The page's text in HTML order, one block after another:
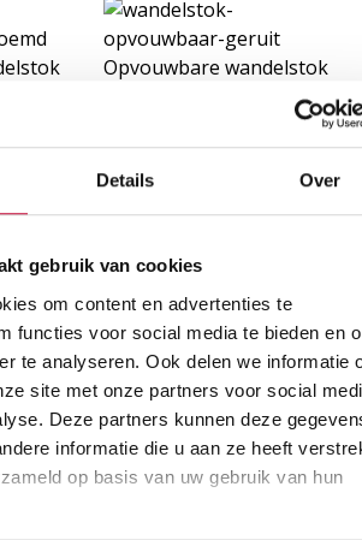
Details Over
gebruik van cookies
om content en advertenties te
functies voor social media te bieden en
te analyseren. Ook delen we informatie
site met onze partners voor social
Deze partners kunnen deze
informatie die u aan ze heeft
op basis van uw gebruik van hun
Opvouwbaar
Opvouwbare wandelstok
Aluminium
wandelstok
In hoogte
verstelbaar
Opvouwbaar
Opvouwbare wandelstok
roze bloemen
Vanaf:€24,95
Aluminium
wandelstok
In hoogte
verstelbaar